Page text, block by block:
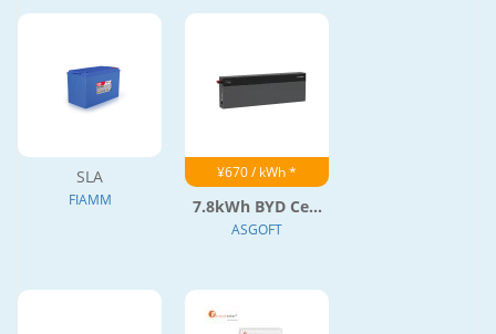
SLA
FIAMM
¥670 / kWh *
7.8kWh BYD Ce...
ASGOFT